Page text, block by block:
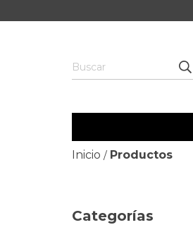
Inicio / Productos
Categorías